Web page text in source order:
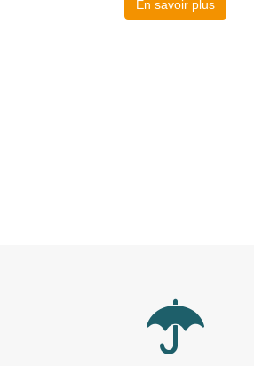
En savoir plus